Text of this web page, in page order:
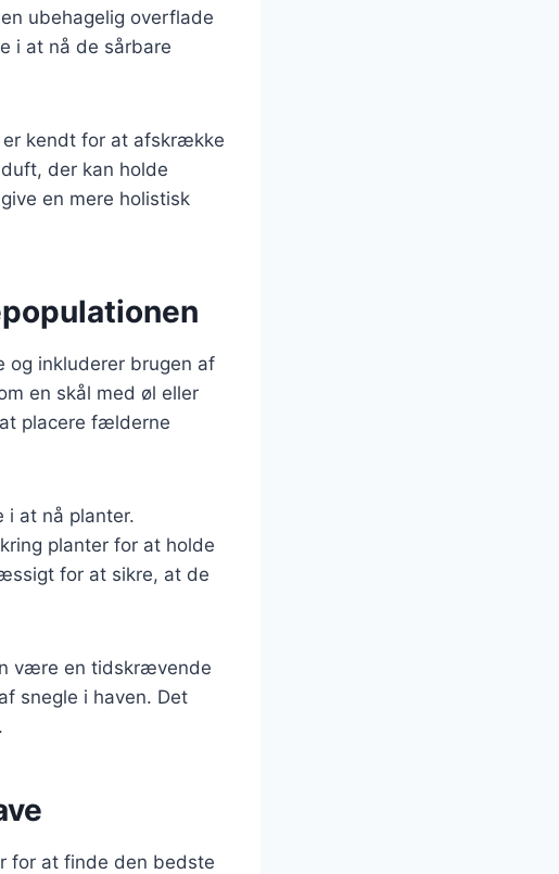
ubehagelig overflade
i at nå de sårbare
er kendt for at afskrække
der kan holde
en mere holistisk
inkluderer brugen af
en skål med øl eller
placere fælderne
i at nå planter.
planter for at holde
for at sikre, at de
være en tidskrævende
snegle i haven. Det
for at finde den bedste